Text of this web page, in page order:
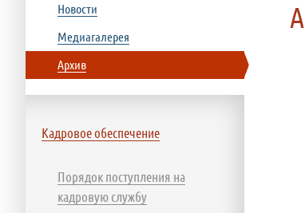
Новости
Медиагалерея
Архив
Кадровое обеспечение
Порядок поступления на
кадровую службу